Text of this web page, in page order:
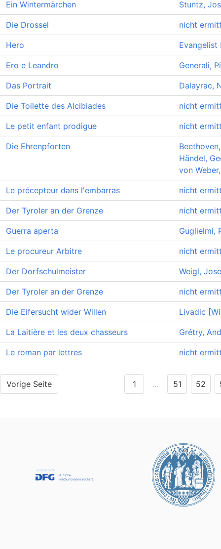
Ein Wintermärchen Stuntz,
Die Drossel nicht
Hero Evangelist
Ero e Leandro Generali,
Das Portrait Dalayrac,
Die Toilette des Alcibiades nicht
Le petit enfant prodigue nicht
Die Ehrenpforten
Händel,
von
Le précepteur dans l'embarras nicht
Der Tyroler an der Grenze nicht
Guerra aperta Guglielmi,
Le procureur Arbitre nicht
Der Dorfschulmeister Weigl,
Der Tyroler an der Grenze nicht
Die Eifersucht wider Willen Livadic
La Laitière et les deux chasseurs Grétry,
Le roman par lettres nicht
Vorige Seite 1 … 51 52